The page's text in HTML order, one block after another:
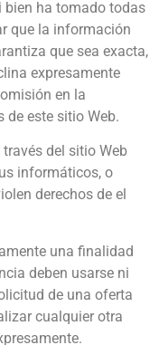
bien ha tomado todas
que la información
que sea exacta,
expresamente
en la
este sitio Web.
del sitio Web
informáticos, o
derechos de el
una finalidad
deben usarse ni
de una oferta
cualquier otra